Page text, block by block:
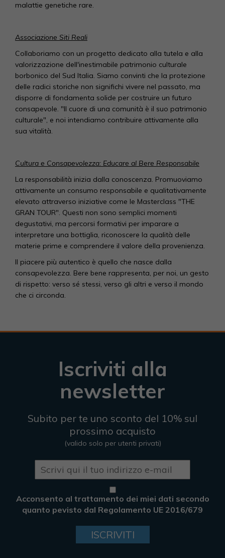
malattie genetiche rare.
Associazione Siti Reali
Collaboriamo con un progetto dedicato alla tutela e alla
valorizzazione dell'inestimabile patrimonio culturale
borbonico del Sud Italia. Siamo convinti che la protezione
delle radici storiche non significhi vivere nel passato, ma
disporre di fondamenta solide per costruire un futuro
consapevole. "Il cuore di una comunità è il suo patrimonio
culturale", e noi intendiamo contribuire attivamente alla
sua vitalità.
Cultura e Consapevolezza: Educare al Bere Responsabile
La responsabilità inizia dalla conoscenza. Promuoviamo
attivamente un consumo responsabile e qualitativamente
elevato attraverso iniziative come le Masterclass "THE
GRAN TOUR". Questi non sono semplici momenti
degustativi, ma percorsi formativi per imparare a
interpretare una bottiglia, riconoscere la qualità delle
materie prime e comprendere il valore della provenienza.
Il piacere più autentico è quello che nasce dalla
consapevolezza. Bere bene rappresenta, per noi, un gesto
di rispetto: verso sé stessi, verso gli altri e verso il mondo
che ci circonda.
Iscriviti alla
newsletter
Subito per te uno sconto del 10% sul
prossimo acquisto
(valido solo per utenti privati)
Acconsento al trattamento dei miei dati secondo
quanto pevisto dal Regolamento UE 2016/679
ISCRIVITI